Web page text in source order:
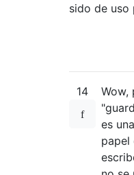
sido de uso
14
Wow,
es
papel